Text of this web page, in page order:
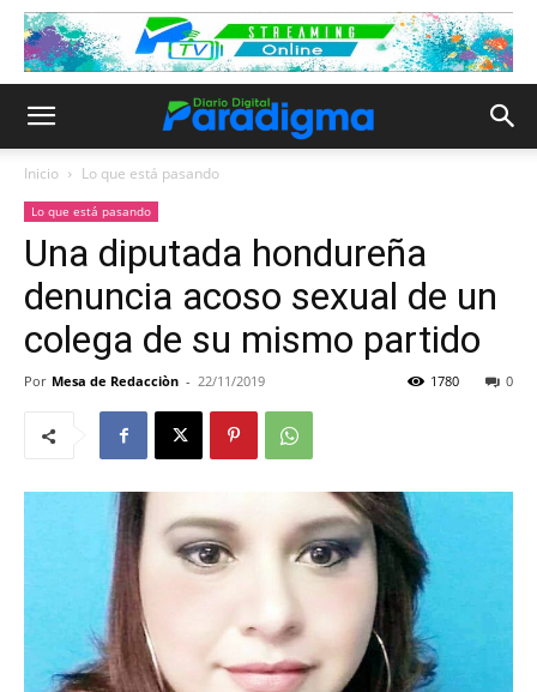
Inicio Lo que está pasando
Lo que está pasando
Una diputada hondureña
denuncia acoso sexual de un
colega de su mismo partido
Por Mesa de Redacciòn - 22/11/2019 0
1780